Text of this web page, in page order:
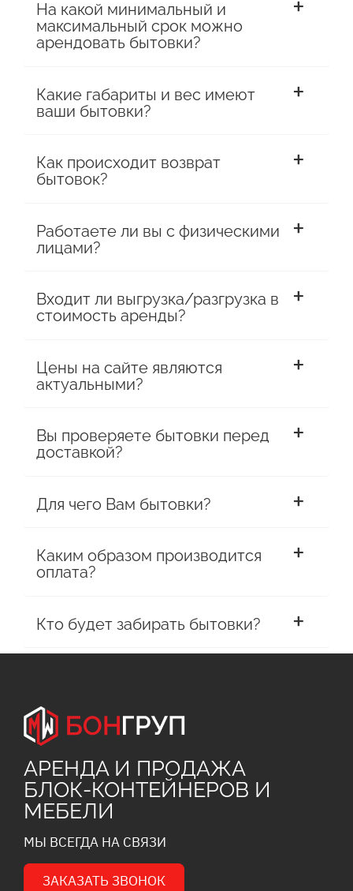
На какой минимальный и
максимальный срок можно
арендовать бытовки?
Какие габариты и вес имеют
ваши бытовки?
Как происходит возврат
бытовок?
Работаете ли вы с физическими
лицами?
Входит ли выгрузка/разгрузка в
стоимость аренды?
Цены на сайте являются
актуальными?
Вы проверяете бытовки перед
доставкой?
Для чего Вам бытовки?
Каким образом производится
оплата?
Кто будет забирать бытовки?
АРЕНДА И ПРОДАЖА
БЛОК-КОНТЕЙНЕРОВ И
МЕБЕЛИ
МЫ ВСЕГДА НА СВЯЗИ
ЗАКАЗАТЬ ЗВОНОК